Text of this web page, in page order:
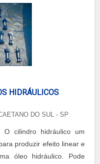
HIDRÁULICOS
DO SUL - SP
O cilindro hidráulico um
produzir efeito linear e
óleo hidráulico. Pode